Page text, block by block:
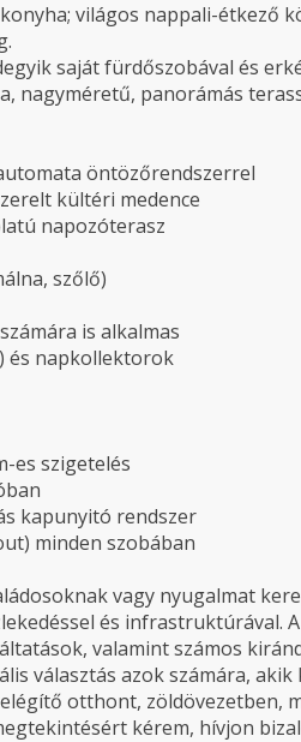
világos nappali-étkező
saját fürdőszobával és
nagyméretű, panorámás
öntözőrendszerrel
kültéri medence
napozóterasz
szőlő)
is alkalmas
és napkollektorok
es szigetelés
kapunyitó rendszer
minden szobában
vagy nyugalmat
és infrastruktúrával.
valamint számos
választás azok számára,
otthont, zöldövezetben,
kérem, hívjon